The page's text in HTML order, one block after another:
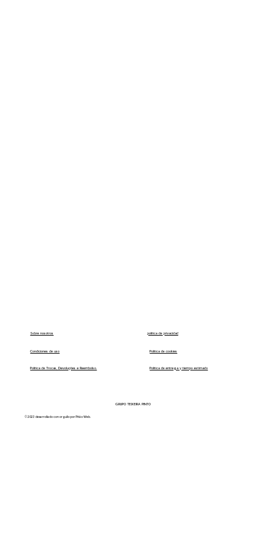
Sobre nosotros
Condiciones de uso
Política de Trocas, Devoluções e Reembolso. Política de entrega y tiempo estimado
Política de cookies
política de privacidad
GRUPO TEIXEIRA PINTO
© 2023 desarrollado con orgullo por Pitão Web.